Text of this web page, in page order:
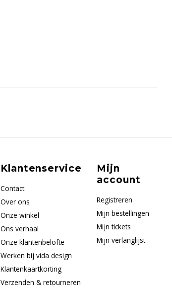
Klantenservice
Contact
Over ons
Onze winkel
Ons verhaal
Onze klantenbelofte
Werken bij vida design
Klantenkaartkorting
Verzenden & retourneren
Mijn
account
Registreren
Mijn bestellingen
Mijn tickets
Mijn verlanglijst